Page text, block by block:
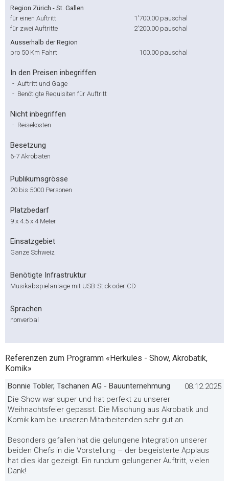
Region Zürich - St. Gallen
für einen Auftritt
1'700.00 pauschal
für zwei Auftritte
2'200.00 pauschal
Ausserhalb der Region
pro 50 Km Fahrt
100.00 pauschal
In den Preisen inbegriffen
- Auftritt und Gage
- Benötigte Requisiten für Auftritt
Nicht inbegriffen
- Reisekosten
Besetzung
6-7 Akrobaten
Publikumsgrösse
20 bis 5000 Personen
Platzbedarf
9 x 4.5 x 4 Meter
Einsatzgebiet
Ganze Schweiz
Benötigte Infrastruktur
Musikabspielanlage mit USB-Stick oder CD
Sprachen
nonverbal
Referenzen zum Programm «Herkules - Show, Akrobatik,
Komik»
Bonnie Tobler, Tschanen AG - Bauunternehmung
08.12.2025
Die Show war super und hat perfekt zu unserer
Weihnachtsfeier gepasst. Die Mischung aus Akrobatik und
Komik kam bei unseren Mitarbeitenden sehr gut an.
Besonders gefallen hat die gelungene Integration unserer
beiden Chefs in die Vorstellung – der begeisterte Applaus
hat dies klar gezeigt. Ein rundum gelungener Auftritt, vielen
Dank!